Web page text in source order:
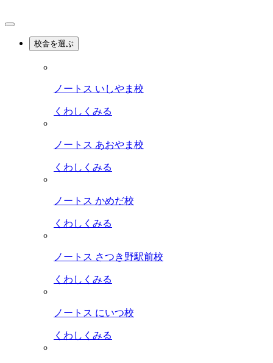
校舎を選ぶ
ノートス いしやま校
くわしくみる
ノートス あおやま校
くわしくみる
ノートス かめだ校
くわしくみる
ノートス さつき野駅前校
くわしくみる
ノートス にいつ校
くわしくみる